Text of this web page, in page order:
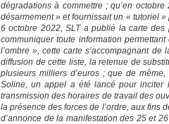
dégradations à commettre ; qu’en
désarmement » et fournissait un « tutoriel
6 octobre 2022, SLT a publié la carte
communiquer toute information
l’ombre », cette carte s’accompagnant
diffusion de cette liste, la retenue de
plusieurs milliers d’euros ; que de
Soline, un appel a été lancé pour inciter
transmission des horaires de travail des
la présence des forces de l’ordre, aux fins
d’annonce de la manifestation des 25 et